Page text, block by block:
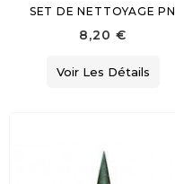
SET DE NETTOYAGE PN
8,20 €
Voir Les Détails